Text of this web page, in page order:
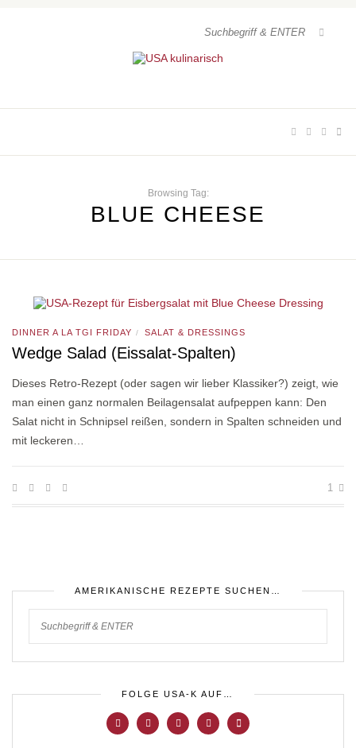
Browsing Tag:
BLUE CHEESE
DINNER A LA TGI FRIDAY / SALAT & DRESSINGS
Wedge Salad (Eissalat-Spalten)
Dieses Retro-Rezept (oder sagen wir lieber Klassiker?) zeigt, wie
man einen ganz normalen Beilagensalat aufpeppen kann: Den
Salat nicht in Schnipsel reißen, sondern in Spalten schneiden und
mit leckeren…
1
AMERIKANISCHE REZEPTE SUCHEN…
FOLGE USA-K AUF…